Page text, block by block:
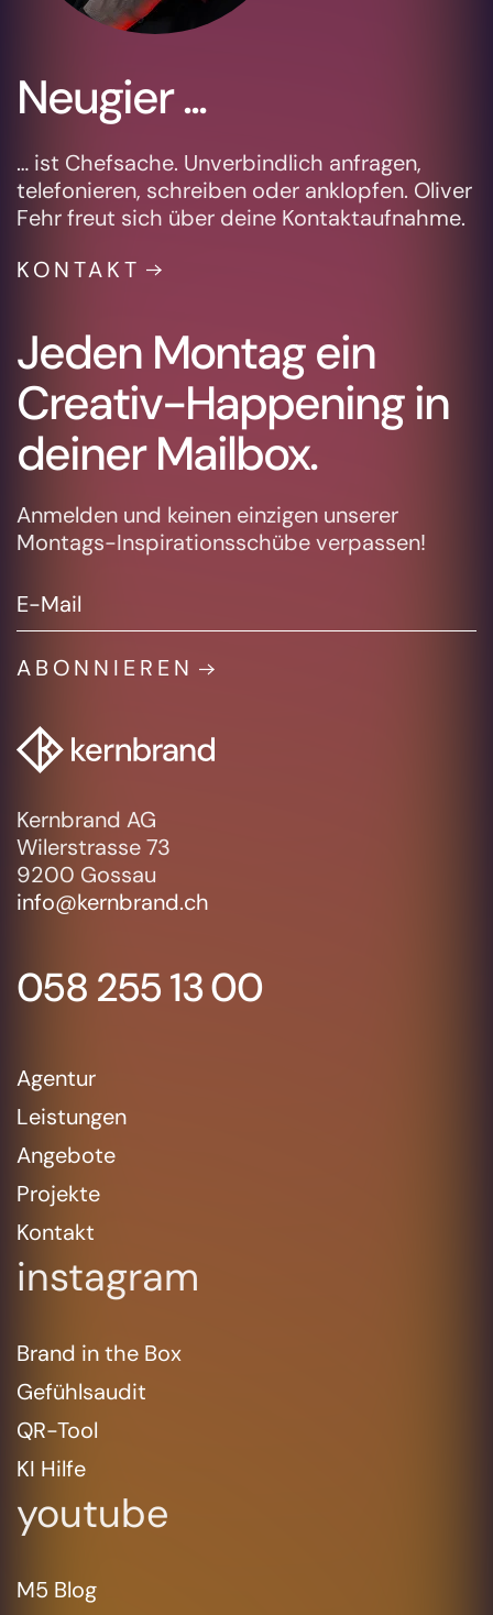
Neugier ...
… ist Chefsache. Unverbindlich anfragen,
telefonieren, schreiben oder anklopfen. Oliver
Fehr freut sich über deine Kontaktaufnahme.
KONTAKT
Jeden Montag ein
Creativ-Happening in
deiner Mailbox.
Anmelden und keinen einzigen unserer
Montags-Inspirationsschübe verpassen!
ABONNIEREN
Kernbrand AG
Wilerstrasse 73
9200 Gossau
info@kernbrand.ch
058 255 13 00
Agentur
Leistungen
Angebote
Projekte
Kontakt
instagram
Brand in the Box
Gefühlsaudit
QR-Tool
KI Hilfe
youtube
M5 Blog